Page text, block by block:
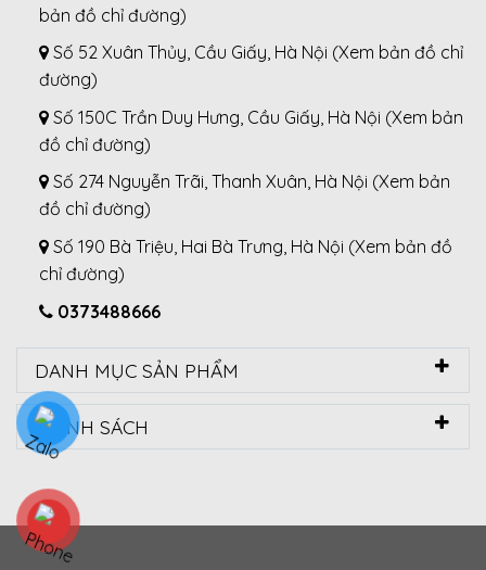
bản đồ chỉ đường)
Số 52 Xuân Thủy, Cầu Giấy, Hà Nội (Xem bản đồ chỉ
đường)
Số 150C Trần Duy Hưng, Cầu Giấy, Hà Nội (Xem bản
đồ chỉ đường)
Số 274 Nguyễn Trãi, Thanh Xuân, Hà Nội (Xem bản
đồ chỉ đường)
Số 190 Bà Triệu, Hai Bà Trưng, Hà Nội (Xem bản đồ
chỉ đường)
0373488666
DANH MỤC SẢN PHẨM
CHÍNH SÁCH